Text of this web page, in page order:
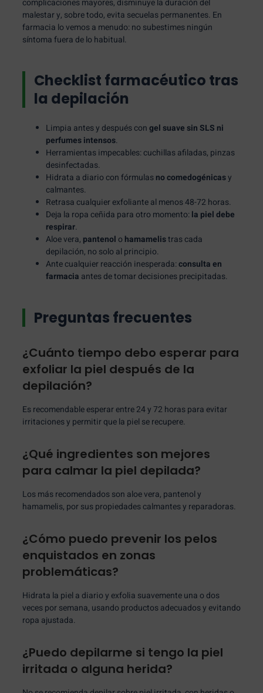
complicaciones mayores, disminuye la duración del
malestar y, sobre todo, evita secuelas permanentes. En
farmacia lo vemos a menudo: no subestimes ningún
síntoma fuera de lo habitual.
Checklist farmacéutico tras
la depilación
Limpia antes y después congel suave sin SLS ni
perfumes intensos.
Herramientas impecables: cuchillas afiladas, pinzas
desinfectadas.
Hidrata a diario con fórmulasno comedogénicasy
calmantes.
Retrasa cualquier exfoliante al menos 48-72 horas.
Deja la ropa ceñida para otro momento:la piel debe
respirar.
Aloe vera, pantenol o hamamelistras cada
depilación, no solo al principio.
Ante cualquier reacción inesperada:consulta en
farmacia antes de tomar decisiones precipitadas.
Preguntas frecuentes
¿Cuánto tiempo debo esperar para
exfoliar la piel después de la
depilación?
Es recomendable esperar entre 24 y 72 horas para evitar
irritaciones y permitir que la piel se recupere.
¿Qué ingredientes son mejores
para calmar la piel depilada?
Los más recomendados son aloe vera, pantenol y
hamamelis, por sus propiedades calmantes y reparadoras.
¿Cómo puedo prevenir los pelos
enquistados en zonas
problemáticas?
Hidrata la piel a diario y exfolia suavemente una o dos
veces por semana, usando productos adecuados y evitando
ropa ajustada.
¿Puedo depilarme si tengo la piel
irritada o alguna herida?